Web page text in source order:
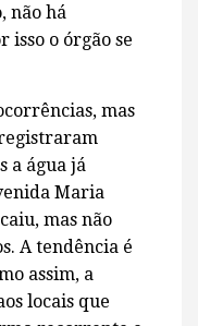
não há
isso o órgão se
mas
a água já
Maria
mas não
A tendência é
assim, a
locais que